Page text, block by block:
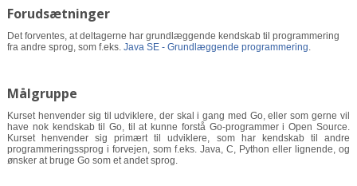
Forudsætninger
Det forventes, at deltagerne har grundlæggende kendskab til programmering
fra andre sprog, som f.eks.Java SE - Grundlæggende programmering.
Målgruppe
Kurset henvender sig til udviklere, der skal i gang med Go, eller som gerne vil
have nok kendskab til Go, til at kunne forstå Go-programmer i Open Source.
Kurset henvender sig primært til udviklere, som har kendskab til andre
programmeringssprog i forvejen, som f.eks. Java, C, Python eller lignende, og
ønsker at bruge Go som et andet sprog.